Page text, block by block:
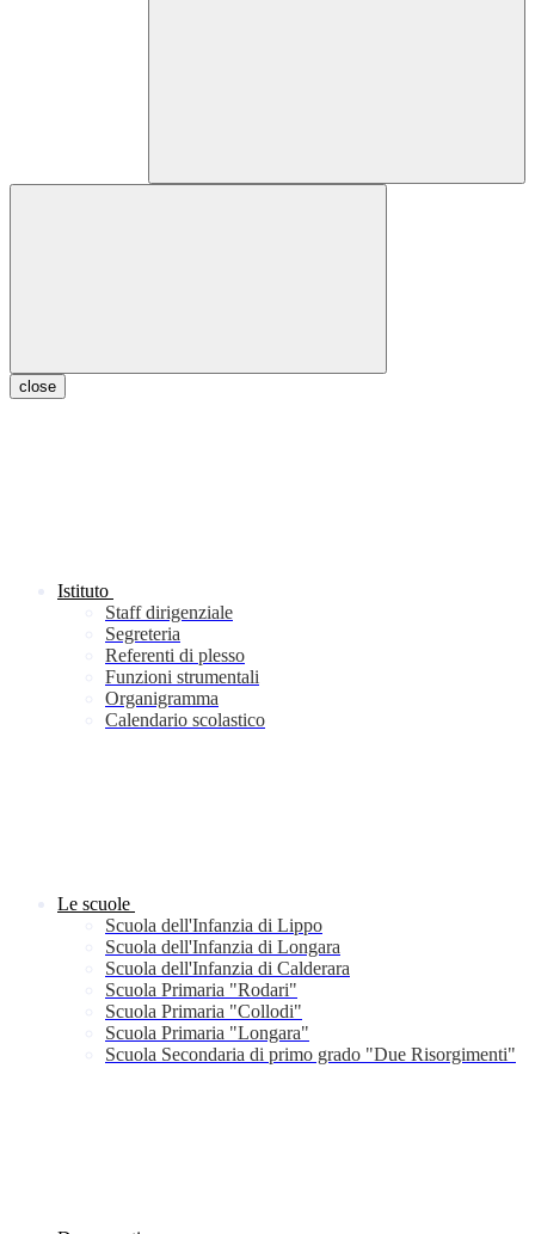
close
Istituto
Staff dirigenziale
Segreteria
Referenti di plesso
Funzioni strumentali
Organigramma
Calendario scolastico
Le scuole
Scuola dell'Infanzia di Lippo
Scuola dell'Infanzia di Longara
Scuola dell'Infanzia di Calderara
Scuola Primaria "Rodari"
Scuola Primaria "Collodi"
Scuola Primaria "Longara"
Scuola Secondaria di primo grado "Due Risorgimenti"